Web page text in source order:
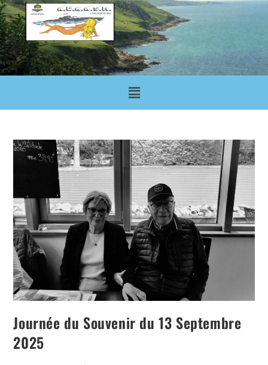
Journée du Souvenir du 13 Septembre
2025